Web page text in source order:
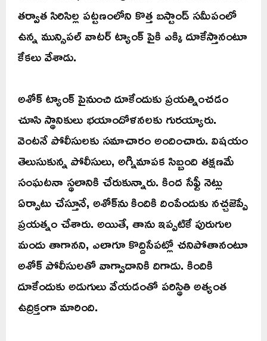
తర్వాత సిరిసిల్ల పట్టణంలోని కొత్త బస్టాండ్ సమీపంలో
ఉన్న మున్సిపల్ వాటర్ ట్యాంక్ పైకి ఎక్కి దూకేస్తానంటూ
కేకలు వేశాడు.
అశోక్ ట్యాంక్ పైనుంచి దూకేందుకు ప్రయత్నించడం
చూసి స్థానికులు భయాందోళనలకు గురయ్యారు.
వెంటనే పోలీసులకు సమాచారం అందించారు. విషయం
తెలుసుకున్న పోలీసులు, అగ్నిమాపక సిబ్బంది తక్షణమే
సంఘటనా స్థలానికి చేరుకున్నారు. కింద సేఫ్టీ నెట్లు
ఏర్పాటు చేస్తూనే, అశోక్‌ను కిందికి దింపేందుకు నచ్చజెప్పే
ప్రయత్నం చేశారు. అయితే, తాను ఇప్పటికే పురుగుల
మందు తాగానని, ఎలాగూ కొద్దిసేపట్లో చనిపోతానంటూ
అశోక్ పోలీసులతో వాగ్వాదానికి దిగాడు. కిందికి
దూకేందుకు అడుగులు వేయడంతో పరిస్థితి అత్యంత
ఉద్రిక్తంగా మారింది.